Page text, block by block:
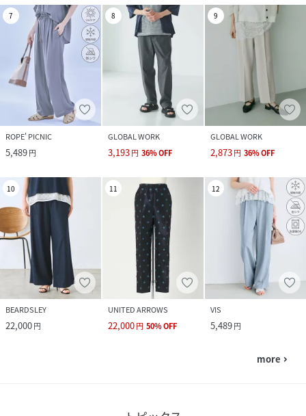
7
ROPE' PICNIC
5,489円
8
GLOBAL WORK
3,193円 36%OFF
9
GLOBAL WORK
2,873円 36%OFF
10
BEARDSLEY
22,000円
11
UNITED ARROWS
22,000円 50%OFF
12
VIS
5,489円
more navigate_next